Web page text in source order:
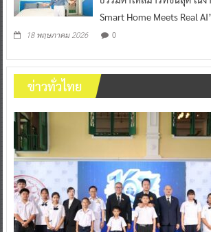
Smart Home Meets Real
18 พฤษภาคม 2026 0
ข่าวทั่วไทย